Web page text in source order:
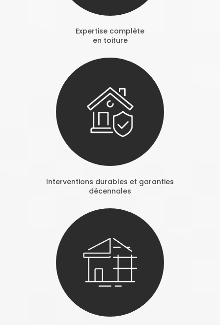
Expertise complète
en toiture
Interventions durables et garanties
décennales